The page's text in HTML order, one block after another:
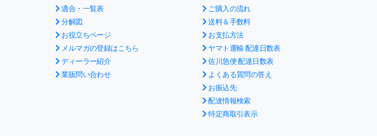
適合・一覧表
分解図
お役立ちページ
メルマガの登録はこちら
ディーラー紹介
業販問い合わせ
ご購入の流れ
送料＆手数料
お支払方法
ヤマト運輸 配達日数表
佐川急便 配達日数表
よくある質問の答え
お振込先
配達情報検索
特定商取引表示